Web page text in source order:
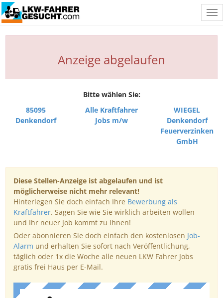
Anzeige abgelaufen
Bitte wählen Sie:
85095
Denkendorf
Alle Kraftfahrer
Jobs m/w
WIEGEL
Denkendorf
Feuerverzinken
GmbH
Diese Stellen-Anzeige ist abgelaufen und ist
möglicherweise nicht mehr relevant!
Hinterlegen Sie doch einfach Ihre Bewerbung als
Kraftfahrer. Sagen Sie wie Sie wirklich arbeiten wollen
und Ihr neuer Job kommt zu Ihnen!
Oder abonnieren Sie doch einfach den kostenlosen Job-
Alarm und erhalten Sie sofort nach Veröffentlichung,
täglich oder 1x die Woche alle neuen LKW Fahrer Jobs
gratis frei Haus per E-Mail.